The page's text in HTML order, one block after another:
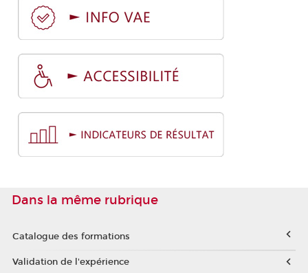
Dans la même rubrique
Catalogue des formations
Validation de l'expérience